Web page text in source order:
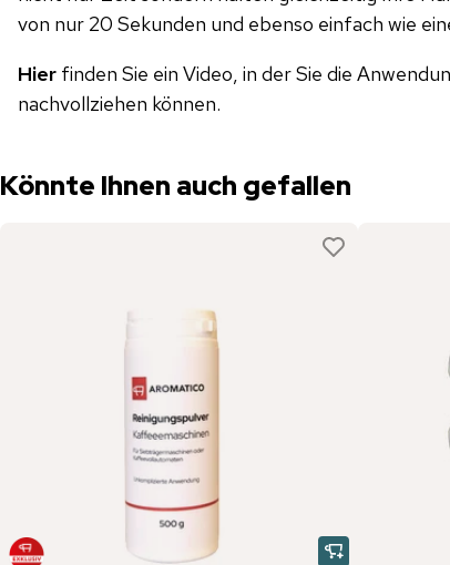
von nur 20 Sekunden und ebenso einfach wie
Hier finden Sie ein Video, in der Sie die
nachvollziehen können.
Könnte Ihnen auch gefallen